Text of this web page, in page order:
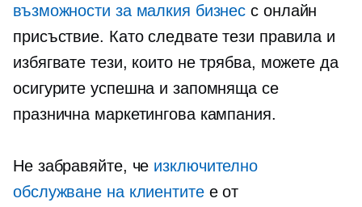
възможности за малкия бизнес с онлайн
присъствие. Като следвате тези правила и
избягвате тези, които не трябва, можете да
осигурите успешна и запомняща се
празнична маркетингова кампания.
Не забравяйте, че изключително
обслужване на клиентитее от